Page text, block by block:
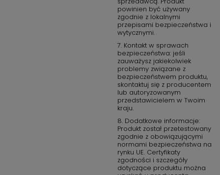
powinien być używany
zgodnie z lokalnymi
przepisami bezpieczeństwa i
wytycznymi.
7. Kontakt w sprawach
bezpieczeństwa: jeśli
zauważysz jakiekolwiek
problemy związane z
bezpieczeństwem produktu,
skontaktuj się z producentem
lub autoryzowanym
przedstawicielem w Twoim
kraju.
8. Dodatkowe informacje:
Produkt został przetestowany
zgodnie z obowiązującymi
normami bezpieczeństwa na
rynku UE. Certyfikaty
zgodności i szczegóły
dotyczące produktu można